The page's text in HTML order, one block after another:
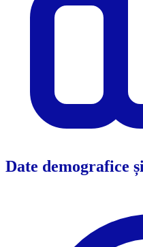
Date demografice